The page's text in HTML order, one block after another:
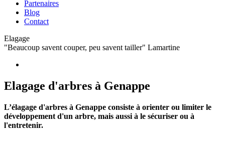
Partenaires
Blog
Contact
Elagage
"Beaucoup savent couper, peu savent tailler" Lamartine
Elagage d'arbres à Genappe
L’élagage d'arbres à Genappe consiste à orienter ou limiter le
développement d'un arbre, mais aussi à le sécuriser ou à
l'entretenir.